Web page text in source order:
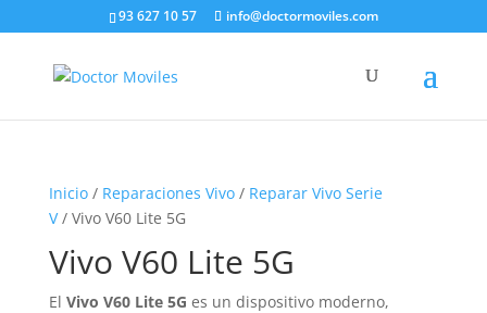
93 627 10 57 info@doctormoviles.com
Inicio/ Reparaciones Vivo/ Reparar Vivo Serie
V/ Vivo V60 Lite 5G
Vivo V60 Lite 5G
El Vivo V60 Lite 5G es un dispositivo moderno,